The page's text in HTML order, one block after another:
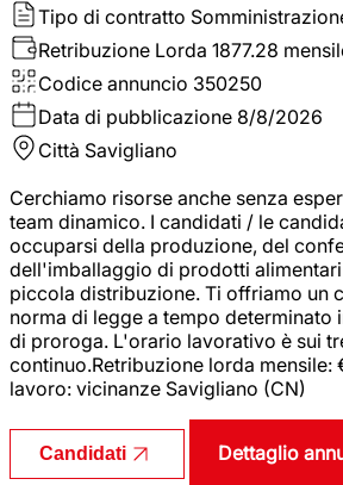
Tipo di contratto
Retribuzione Lorda 1877.28
Codice annuncio 350250
Data di pubblicazione 8/8/2026
Città Savigliano
Cerchiamo risorse anche senza
team dinamico. I candidati / le
occuparsi della produzione, del
dell'imballaggio di prodotti
piccola distribuzione. Ti offriamo un
norma di legge a tempo determinato
di proroga. L'orario lavorativo è sui
continuo.Retribuzione lorda mensile:
lavoro: vicinanze Savigliano (CN)
Candidati Dettaglio